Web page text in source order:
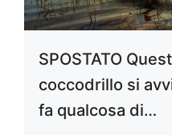
SPOSTATO
coccodrillo si
fa qualcosa di…